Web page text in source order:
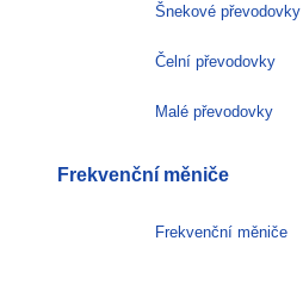
Šnekové převodovky
Čelní převodovky
Malé převodovky
Frekvenční měniče
Frekvenční měniče